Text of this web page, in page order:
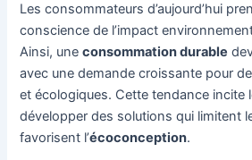
Les consommateurs d’aujourd’hui
conscience de l’impact
Ainsi, uneconsommation durable
avec une demande croissante pour
et écologiques. Cette tendance incite
développer des solutions qui limitent
favorisent l’écoconception.